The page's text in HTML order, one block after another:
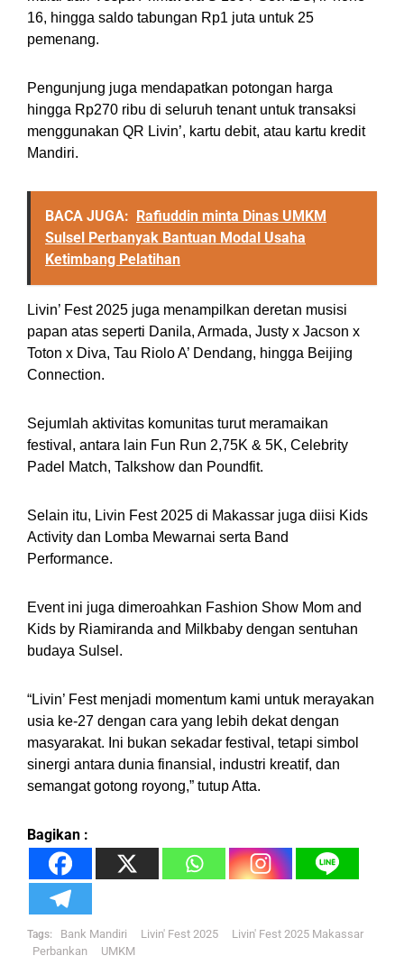
16, hingga saldo tabungan Rp1 juta untuk 25
pemenang.
Pengunjung juga mendapatkan potongan harga
hingga Rp270 ribu di seluruh tenant untuk transaksi
menggunakan QR Livin’, kartu debit, atau kartu kredit
Mandiri.
BACA JUGA: Rafiuddin minta Dinas UMKM
Sulsel Perbanyak Bantuan Modal Usaha
Ketimbang Pelatihan
Livin’ Fest 2025 juga menampilkan deretan musisi
papan atas seperti Danila, Armada, Justy x Jacson x
Toton x Diva, Tau Riolo A’ Dendang, hingga Beijing
Connection.
Sejumlah aktivitas komunitas turut meramaikan
festival, antara lain Fun Run 2,75K & 5K, Celebrity
Padel Match, Talkshow dan Poundfit.
Selain itu, Livin Fest 2025 di Makassar juga diisi Kids
Activity dan Lomba Mewarnai serta Band
Performance.
Event ini juga dimeroahkan Fashion Show Mom and
Kids by Riamiranda and Milkbaby dengan sentuhan
budaya Sulsel.
“Livin’ Fest menjadi momentum kami untuk merayakan
usia ke-27 dengan cara yang lebih dekat dengan
masyarakat. Ini bukan sekadar festival, tetapi simbol
sinergi antara dunia finansial, industri kreatif, dan
semangat gotong royong,” tutup Atta.
Bagikan :
Tags: Bank Mandiri Livin' Fest 2025
Livin' Fest 2025 Makassar
Perbankan
UMKM